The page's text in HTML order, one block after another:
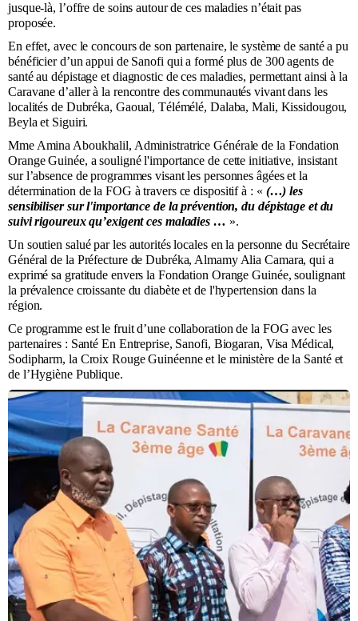
jusque-là, l’offre de soins autour de ces maladies n’était pas
proposée.
En effet, avec le concours de son partenaire, le système de santé a pu
bénéficier d’un appui de Sanofi qui a formé plus de 300 agents de
santé au dépistage et diagnostic de ces maladies, permettant ainsi à la
Caravane d’aller à la rencontre des communautés vivant dans les
localités de Dubréka, Gaoual, Télémélé, Dalaba, Mali, Kissidougou,
Beyla et Siguiri.
Mme Amina Aboukhalil, Administratrice Générale de la Fondation
Orange Guinée, a souligné l'importance de cette initiative, insistant
sur l’absence de programmes visant les personnes âgées et la
détermination de la FOG à travers ce dispositif à : « (…) les
sensibiliser sur l'importance de la prévention, du dépistage et du
suivi rigoureux qu’exigent ces maladies … ».
Un soutien salué par les autorités locales en la personne du Secrétaire
Général de la Préfecture de Dubréka, Almamy Alia Camara, qui a
exprimé sa gratitude envers la Fondation Orange Guinée, soulignant
la prévalence croissante du diabète et de l'hypertension dans la
région.
Ce programme est le fruit d’une collaboration de la FOG avec les
partenaires : Santé En Entreprise, Sanofi, Biogaran, Visa Médical,
Sodipharm, la Croix Rouge Guinéenne et le ministère de la Santé et
de l’Hygiène Publique.